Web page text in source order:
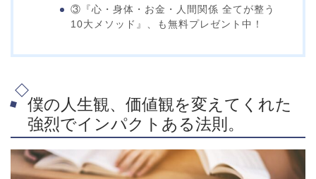
③『心・身体・お金・人間関係 全てが整う
10大メソッド』、も無料プレゼント中！
僕の人生観、価値観を変えてくれた
強烈でインパクトある法則。